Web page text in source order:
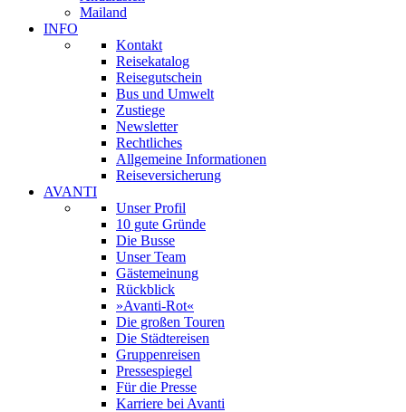
Mailand
INFO
Kontakt
Reisekatalog
Reisegutschein
Bus und Umwelt
Zustiege
Newsletter
Rechtliches
Allgemeine Informationen
Reiseversicherung
AVANTI
Unser Profil
10 gute Gründe
Die Busse
Unser Team
Gästemeinung
Rückblick
»Avanti-Rot«
Die großen Touren
Die Städtereisen
Gruppenreisen
Pressespiegel
Für die Presse
Karriere bei Avanti